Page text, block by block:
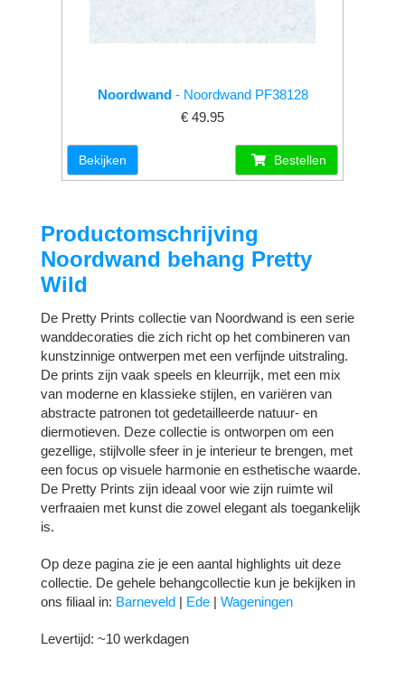
Noordwand- Noordwand PF38128
€ 49.95
Bekijken Bestellen
Productomschrijving
Noordwand behang Pretty
Wild
De Pretty Prints collectie van Noordwand is een serie
wanddecoraties die zich richt op het combineren van
kunstzinnige ontwerpen met een verfijnde uitstraling.
De prints zijn vaak speels en kleurrijk, met een mix
van moderne en klassieke stijlen, en variëren van
abstracte patronen tot gedetailleerde natuur- en
diermotieven. Deze collectie is ontworpen om een
gezellige, stijlvolle sfeer in je interieur te brengen, met
een focus op visuele harmonie en esthetische waarde.
De Pretty Prints zijn ideaal voor wie zijn ruimte wil
verfraaien met kunst die zowel elegant als toegankelijk
is.
Op deze pagina zie je een aantal highlights uit deze
collectie. De gehele behangcollectie kun je bekijken in
ons filiaal in: Barneveld | Ede | Wageningen
Levertijd: ~10 werkdagen